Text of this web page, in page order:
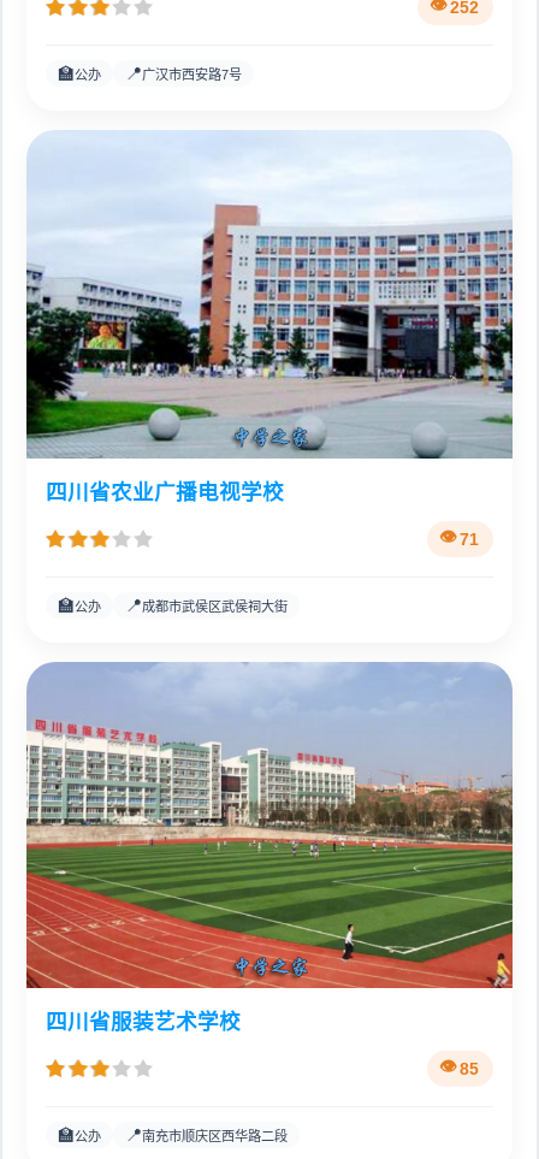
252
🏫公办 📍广汉市西安路7号
四川省农业广播电视学校
71
🏫公办 📍成都市武侯区武侯祠大街
四川省服装艺术学校
85
🏫公办 📍南充市顺庆区西华路二段